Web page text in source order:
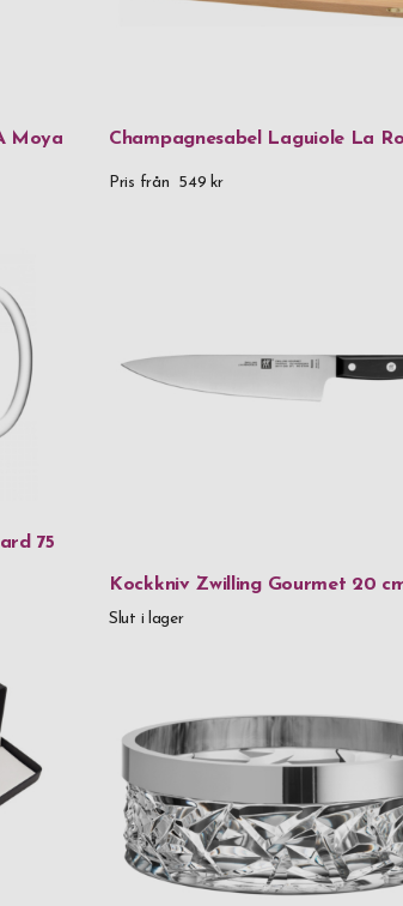
FSC-certifierad
Glas
Metall
Munblåst glas
Rostfritt stål &
Rostfritt stål &
Silverpläterad
Tenn
Trä
Moya Champagnesabel Laguiole La
Pris från 549 kr
75
Kockkniv Zwilling Gourmet 20
Slut i lager